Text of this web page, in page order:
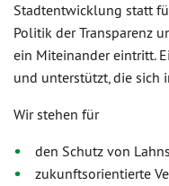
Stadtentwicklung statt
Politik der Transparenz
ein Miteinander eintritt.
und unterstützt, die sich
Wir stehen für
den Schutz von
zukunftsorientierte